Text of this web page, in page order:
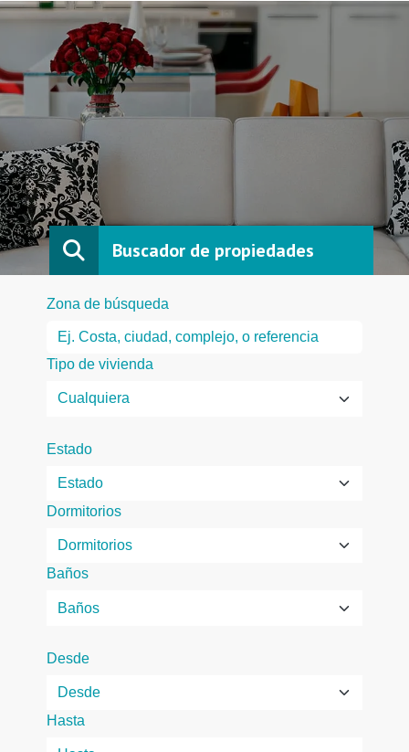
Buscador de propiedades
Zona de búsqueda
Tipo de vivienda
Estado
Dormitorios
Baños
Desde
Hasta